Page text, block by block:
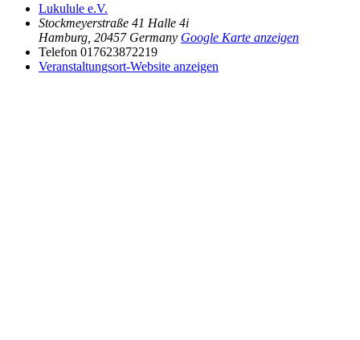
Lukulule e.V.
Stockmeyerstraße 41 Halle 4i
Hamburg 20457 Germany Google Karte anzeigen
Telefon 017623872219
Veranstaltungsort-Website anzeigen